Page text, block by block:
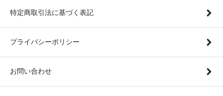
特定商取引法に基づく表記
プライバシーポリシー
お問い合わせ